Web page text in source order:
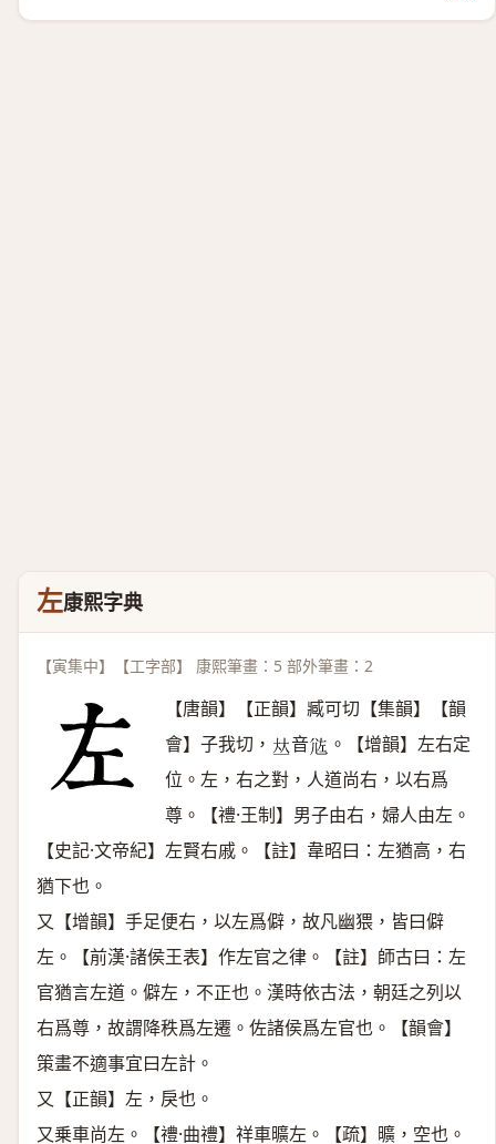
左康熙字典
【寅集中】【工字部】 康熙筆畫：5 部外筆畫：2
【唐韻】【正韻】臧可切【集韻】【韻
會】子我切， 𠀤音𡯛 。【增韻】左右定
位。左，右之對，人道尚右，以右爲
尊。【禮·王制】男子由右，婦人由左。
【史記·文帝紀】左賢右戚。【註】韋昭曰：左猶高，右
猶下也。
又【增韻】手足便右，以左爲僻，故凡幽猥，皆曰僻
左。【前漢·諸侯王表】作左官之律。【註】師古曰：左
官猶言左道。僻左，不正也。漢時依古法，朝廷之列以
右爲尊，故謂降秩爲左遷。佐諸侯爲左官也。【韻會】
策畫不適事宜曰左計。
又【正韻】左，戾也。
又乗車尚左。【禮·曲禮】祥車曠左。【疏】曠，空也。